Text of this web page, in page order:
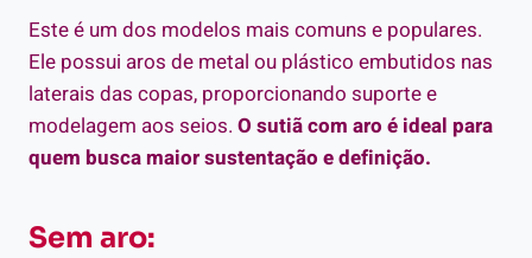
Este é um dos modelos mais comuns e populares.
Ele possui aros de metal ou plástico embutidos nas
laterais das copas, proporcionando suporte e
modelagem aos seios. O sutiã com aro é ideal para
quem busca maior sustentação e definição.
Sem aro: